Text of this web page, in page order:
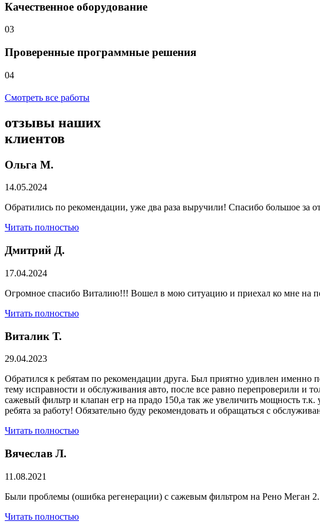
Качественное оборудование
03
Проверенные программные решения
04
Смотреть все работы
отзывы наших
клиентов
Ольга М.
14.05.2024
Обратились по рекомендации, уже два раза выручили! Спасибо большое за
Читать полностью
Дмитрий Д.
17.04.2024
Огромное спасибо Виталию!!! Вошел в мою ситуацию и приехал ко мне на
Читать полностью
Виталик Т.
29.04.2023
Обратился к ребятам по рекомендации друга. Был приятно удивлен именно
тему исправности и обслуживания авто, после все равно перепроверили и
сажевый фильтр и клапан егр на прадо 150,а так же увеличить мощность
ребята за работу! Обязательно буду рекомендовать и обращаться с
Читать полностью
Вячеслав Л.
11.08.2021
Были проблемы (ошибка регенерации) с сажевым фильтром на Рено Меган
Читать полностью